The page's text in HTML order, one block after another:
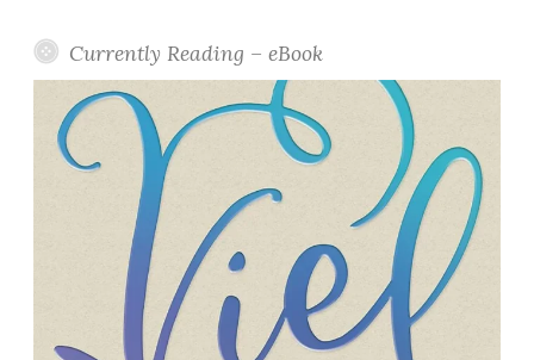
Currently Reading – eBook